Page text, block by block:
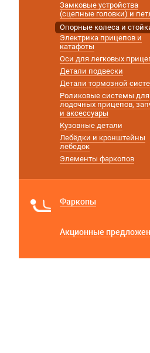
Замковые устройства
(сцепные головки) и
Опорные колеса и
Электрика прицепов и
катафоты
Оси для легковых
Детали подвески
Детали тормозной
Роликовые системы для
лодочных прицепов,
и аксессуары
Кузовные детали
Лебёдки и кронштейны
лебедок
Элементы фаркопов
Фаркопы
Акционные